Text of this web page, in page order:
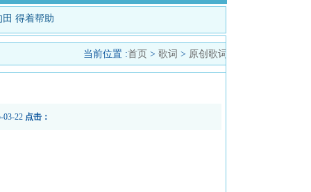
得着帮助
当前位置 :首页 > 歌词 > 原创歌词
03-22 点击：